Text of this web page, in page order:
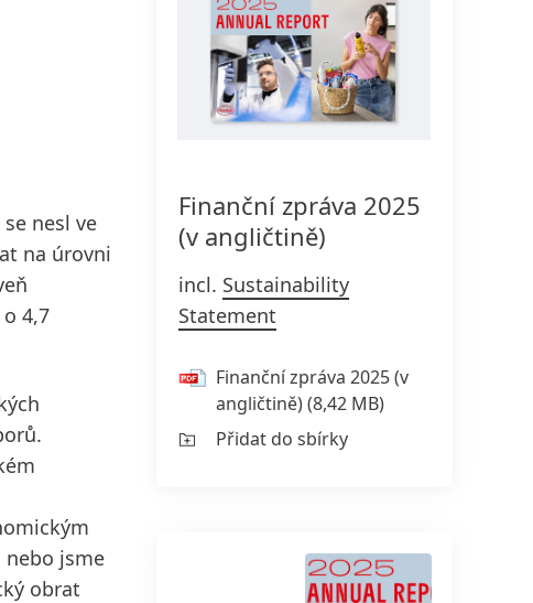
nesl ve
na úrovni
4,7
nebo jsme
obrat
Finanční zpráva 2025
(v angličtině)
incl. Sustainability
Statement
Finanční zpráva 2025(v
angličtině)(8,42 MB)
Přidat do sbírky